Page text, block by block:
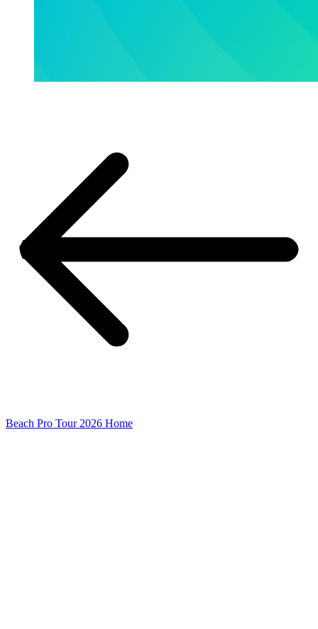
Beach Pro Tour 2026 Home